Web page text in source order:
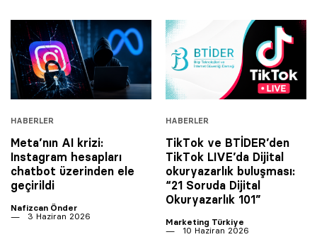
HABERLER
Meta’nın AI krizi:
Instagram hesapları
chatbot üzerinden ele
geçirildi
Nafizcan Önder
3 Haziran 2026
HABERLER
TikTok ve BTİDER’den
TikTok LIVE’da Dijital
okuryazarlık buluşması:
“21 Soruda Dijital
Okuryazarlık 101”
Marketing Türkiye
10 Haziran 2026